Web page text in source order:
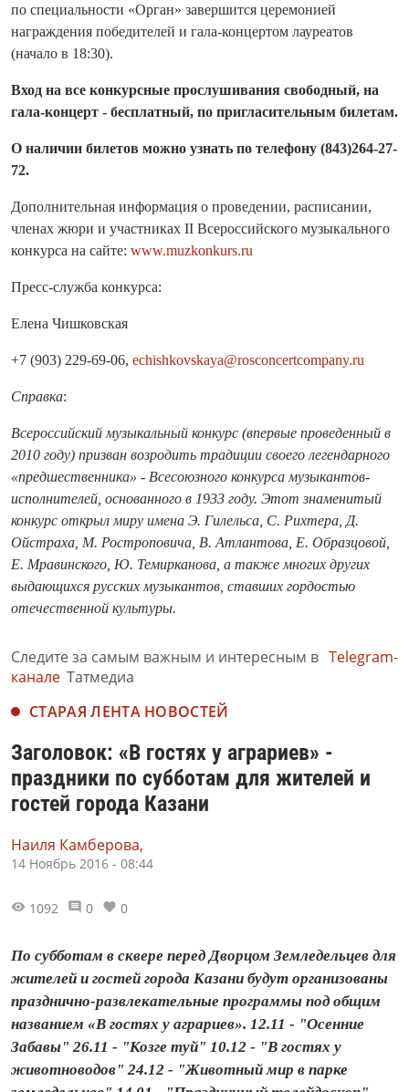
по специальности «Орган» завершится церемонией
награждения победителей и гала-концертом лауреатов
(начало в 18:30).
Вход на все конкурсные прослушивания свободный, на
гала-концерт - бесплатный, по пригласительным билетам.
О наличии билетов можно узнать по телефону (843)264-27-
72.
Дополнительная информация о проведении, расписании,
членах жюри и участниках II Всероссийского музыкального
конкурса на сайте: www.muzkonkurs.ru
Пресс-служба конкурса:
Елена Чишковская
+7 (903) 229-69-06, echishkovskaya@rosconcertcompany.ru
Справка:
Всероссийский музыкальный конкурс (впервые проведенный в
2010 году) призван возродить традиции своего легендарного
«предшественника» - Всесоюзного конкурса музыкантов-
исполнителей, основанного в 1933 году. Этот знаменитый
конкурс открыл миру имена Э. Гилельса, С. Рихтера, Д.
Ойстраха, М. Ростроповича, В. Атлантова, Е. Образцовой,
Е. Мравинского, Ю. Темирканова, а также многих других
выдающихся русских музыкантов, ставших гордостью
отечественной культуры.
Следите за самым важным и интересным в Telegram-
канале Татмедиа
СТАРАЯ ЛЕНТА НОВОСТЕЙ
Заголовок: «В гостях у аграриев» -
праздники по субботам для жителей и
гостей города Казани
Наиля Камберова,
14 Ноябрь 2016 - 08:44
1092 0 0
По субботам в сквере перед Дворцом Земледельцев для
жителей и гостей города Казани будут организованы
празднично-развлекательные программы под общим
названием «В гостях у аграриев». 12.11 - "Осенние
Забавы" 26.11 - "Козге туй" 10.12 - "В гостях у
животноводов" 24.12 - "Животный мир в парке